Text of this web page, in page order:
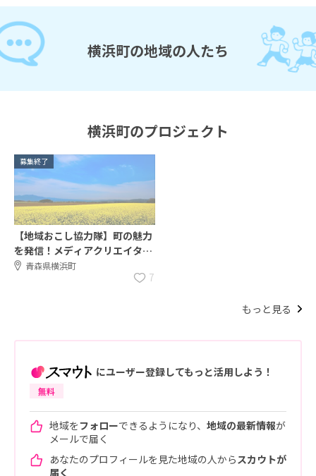
横浜町の地域の人たち
横浜町のプロジェクト
募集終了
【地域おこし協力隊】町の魅力
を発信！メディアクリエイター
大募集！
青森県横浜町
7
もっと見る
にユーザー登録してもっと活用しよう！
無料
地域をフォローできるようになり、 地域の最新情報が
メールで届く
あなたのプロフィールを見た地域の人からスカウトが
届く